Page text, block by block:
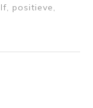
positieve,